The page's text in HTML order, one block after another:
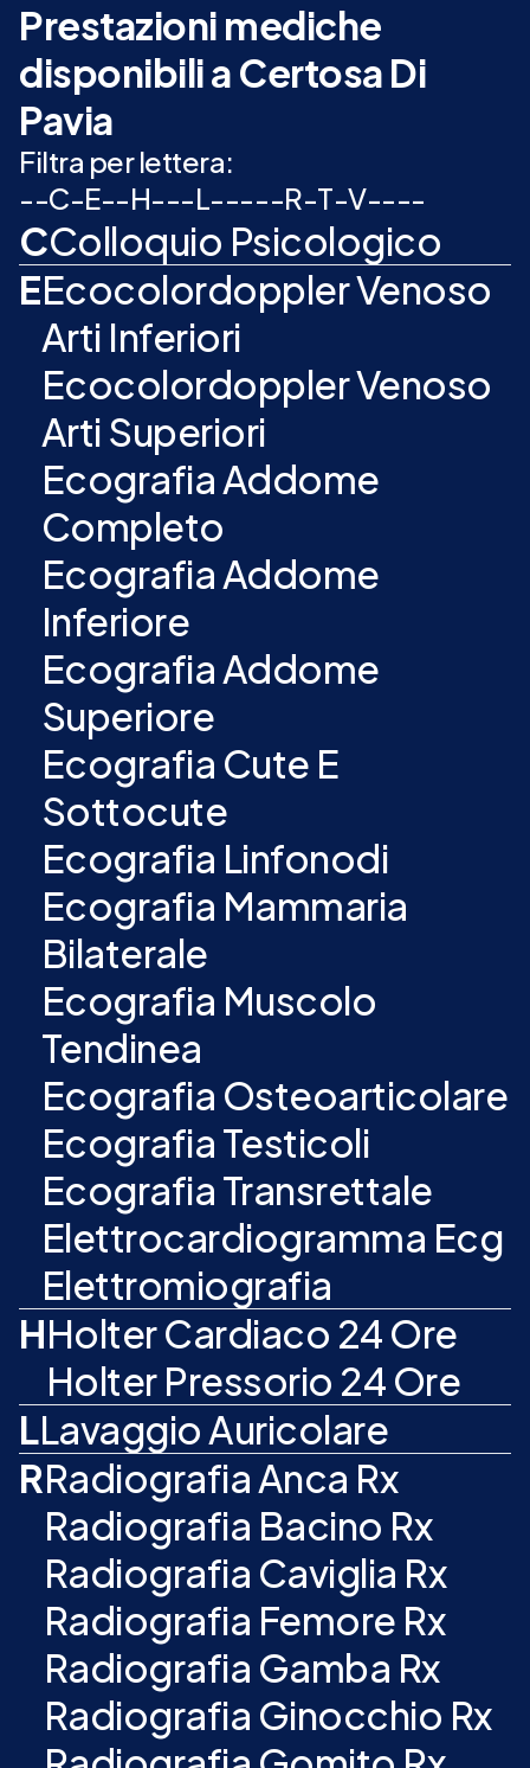
Prestazioni mediche
disponibili a Certosa Di
Pavia
Filtra per lettera:
--C-E--H---L-----R-T-V----
CColloquio Psicologico
EEcocolordoppler Venoso
Arti Inferiori
Ecocolordoppler Venoso
Arti Superiori
Ecografia Addome
Completo
Ecografia Addome
Inferiore
Ecografia Addome
Superiore
Ecografia Cute E
Sottocute
Ecografia Linfonodi
Ecografia Mammaria
Bilaterale
Ecografia Muscolo
Tendinea
Ecografia Osteoarticolare
Ecografia Testicoli
Ecografia Transrettale
Elettrocardiogramma Ecg
Elettromiografia
HHolter Cardiaco 24 Ore
Holter Pressorio 24 Ore
LLavaggio Auricolare
RRadiografia Anca Rx
Radiografia Bacino Rx
Radiografia Caviglia Rx
Radiografia Femore Rx
Radiografia Gamba Rx
Radiografia Ginocchio Rx